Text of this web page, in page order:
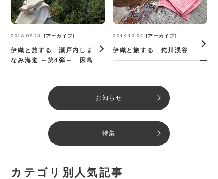
2016.09.23 アーカイブ
伊織と旅する 瀬戸内しま
なみ海道 ～第4弾～ 因島
2016.10.04 アーカイブ
伊織と旅する 鈍川渓谷
お知らせ
特集
カテゴリ別人気記事